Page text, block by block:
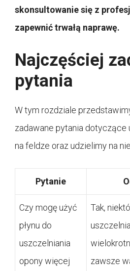
skonsultowanie się z
zapewnić trwałą naprawę.
Najczęściej
pytania
W tym rozdziale
zadawane pytania dotyczące
na feldze oraz udzielimy na
Pytanie
Czy mogę użyć
płynu do
uszczelniania
opony więcej
Tak,
zawsze